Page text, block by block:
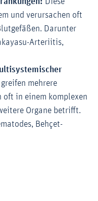
und verursachen oft
Darunter
Arteriitis,
mehrere
oft in einem komplexen
Organe betrifft.
Behçet-